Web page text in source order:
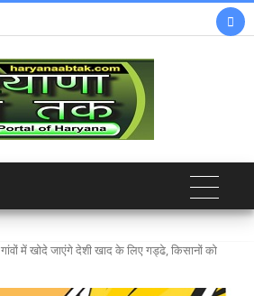

गांवों में खोदे जाएंगे देशी खाद के लिए गड्ढे, किसानों को